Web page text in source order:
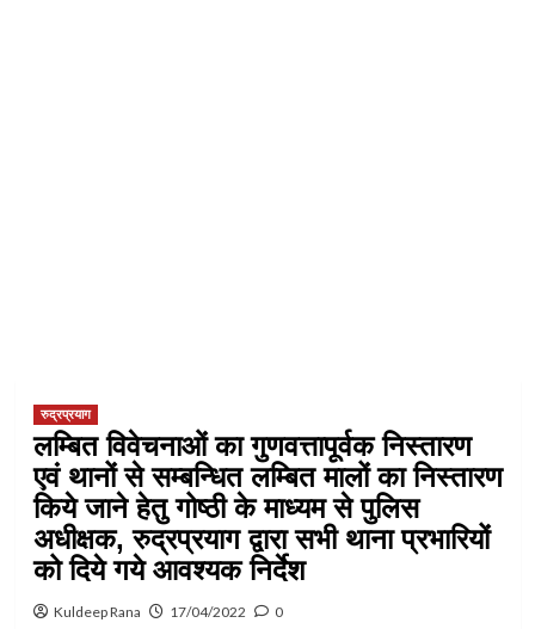
रुद्रप्रयाग
लम्बित विवेचनाओं का गुणवत्तापूर्वक निस्तारण
एवं थानों से सम्बन्धित लम्बित मालों का निस्तारण
किये जाने हेतु गोष्ठी के माध्यम से पुलिस
अधीक्षक, रुद्रप्रयाग द्वारा सभी थाना प्रभारियों
को दिये गये आवश्यक निर्देश
Kuldeep Rana 17/04/2022 0